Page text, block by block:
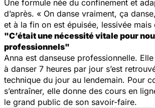
Une formule née du confinement et
d’après. « On danse vraiment, ça
et à la fin on est épuisée, lessivée
"C’était une nécessité vitale pour
professionnels"
Anna est danseuse professionnelle.
à danser 7 heures par jour s’est
technique du jour au lendemain. Pour
s’entraîner, elle donne des cours en
le grand public de son savoir-faire.